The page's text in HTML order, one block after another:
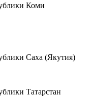
Коми
Саха (Якутия)
Татарстан